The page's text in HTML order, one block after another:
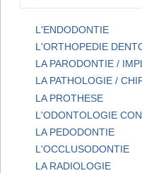
L'ENDODONTIE
L'ORTHOPEDIE
LA PARODONTIE /
LA PATHOLOGIE /
LA PROTHESE
L'ODONTOLOGIE
LA PEDODONTIE
L'OCCLUSODONTIE
LA RADIOLOGIE